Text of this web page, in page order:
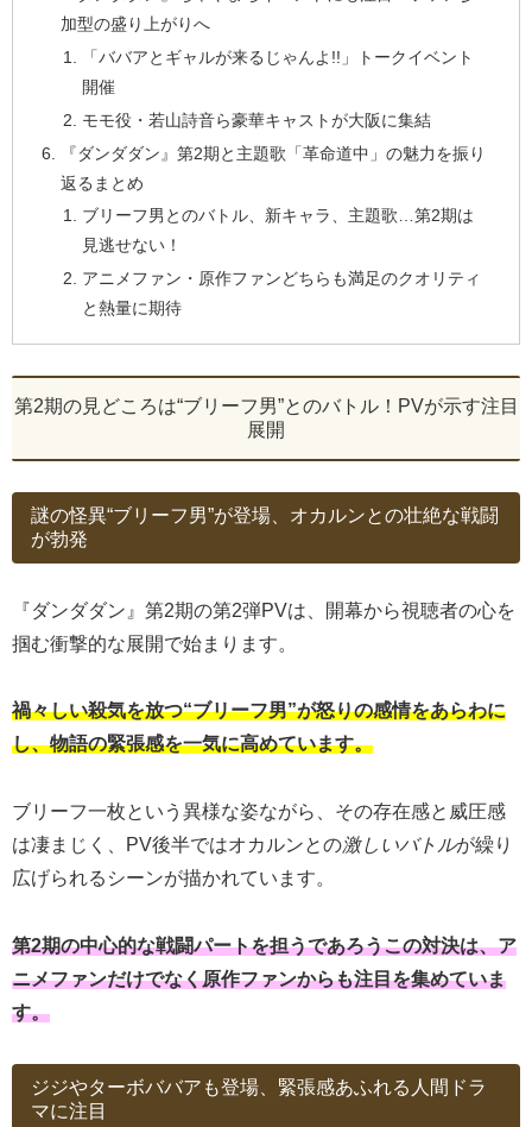
加型の盛り上がりへ
「ババアとギャルが来るじゃんよ!!」トークイベント
開催
モモ役・若山詩音ら豪華キャストが大阪に集結
『ダンダダン』第2期と主題歌「革命道中」の魅力を振り
返るまとめ
ブリーフ男とのバトル、新キャラ、主題歌…第2期は
見逃せない！
アニメファン・原作ファンどちらも満足のクオリティ
と熱量に期待
第2期の見どころは“ブリーフ男”とのバトル！PVが示す注目
展開
謎の怪異“ブリーフ男”が登場、オカルンとの壮絶な戦闘
が勃発
『ダンダダン』第2期の第2弾PVは、開幕から視聴者の心を
掴む衝撃的な展開で始まります。
禍々しい殺気を放つ“ブリーフ男”が怒りの感情をあらわに
し、物語の緊張感を一気に高めています。
ブリーフ一枚という異様な姿ながら、その存在感と威圧感
は凄まじく、PV後半ではオカルンとの激しいバトルが繰り
広げられるシーンが描かれています。
第2期の中心的な戦闘パートを担うであろうこの対決は、ア
ニメファンだけでなく原作ファンからも注目を集めていま
す。
ジジやターボババアも登場、緊張感あふれる人間ドラ
マに注目